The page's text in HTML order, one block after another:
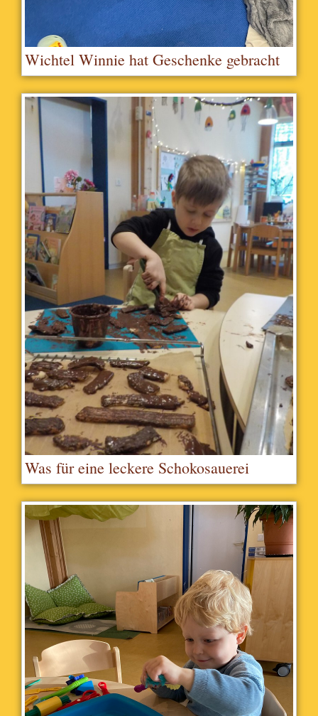
Wichtel Winnie hat Geschenke gebracht
Was für eine leckere Schokosauerei